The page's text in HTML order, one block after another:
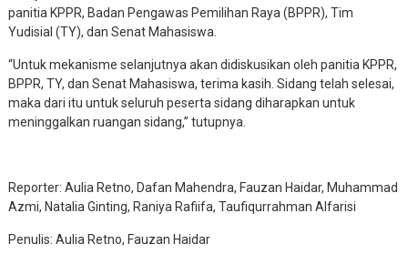
panitia KPPR, Badan Pengawas Pemilihan Raya (BPPR), Tim
Yudisial (TY), dan Senat Mahasiswa.
“Untuk mekanisme selanjutnya akan didiskusikan oleh panitia KPPR,
BPPR, TY, dan Senat Mahasiswa, terima kasih. Sidang telah selesai,
maka dari itu untuk seluruh peserta sidang diharapkan untuk
meninggalkan ruangan sidang,” tutupnya.
Reporter: Aulia Retno, Dafan Mahendra, Fauzan Haidar, Muhammad
Azmi, Natalia Ginting, Raniya Rafiifa, Taufiqurrahman Alfarisi
Penulis: Aulia Retno, Fauzan Haidar